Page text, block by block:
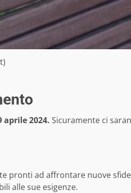
aprile 2024. Sicuramente ci
pronti ad affrontare nuove
alle sue esigenze.